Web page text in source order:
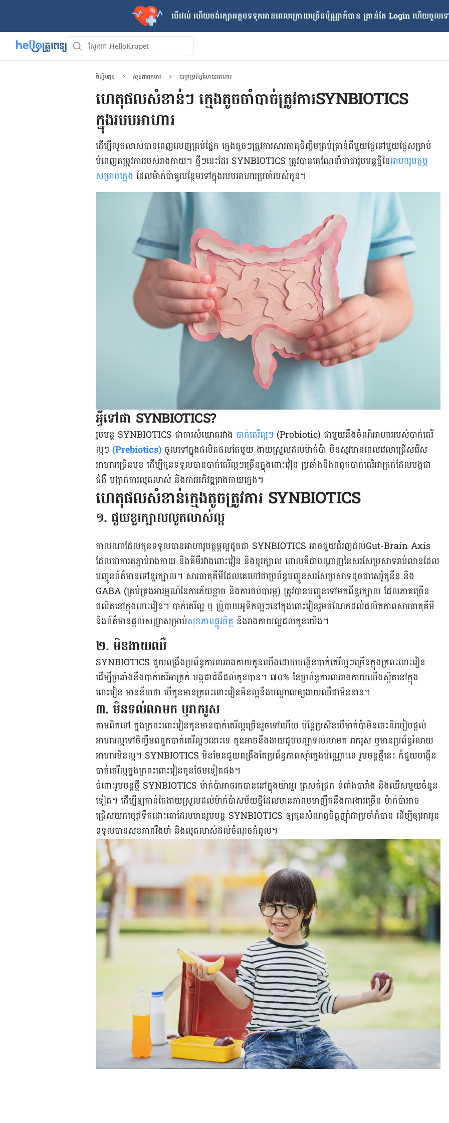
បើរវល់ ហើយចង់​រក្សាអត្ថបទទុកអានពេលក្រោយ​ច្រើនប៉ុណ្ណាក៏បាន គ្រាន់តែ​ Login ហើយចូលទ
ចិញ្ចឹមកូន សុខភាពកុមារ បញ្ហាប្រព័ន្ធរំលាយអាហារ
ហេតុផលសំខាន់ៗ ក្មេងតូចចាំបាច់ត្រូវការSYNBIOTICS
ក្នុងរបបអាហារ
ដើម្បីលូតលាស់បានពេញលេញគ្រប់ផ្នែក ក្មេងតូចៗត្រូវការសារធាតុចិញ្ចឹមគ្រប់គ្រាន់ពីមួយថ្ងៃទៅមួយថ្ងៃសម្រាប់
បំពេញតម្រូវការរបស់រាងកាយ។ ថ្មីៗនេះដែរ SYNBIOTICS ត្រូវបានគេណែនាំថាជារូបមន្តថ្មីនៃអាហារូបត្ថម្ភ
សម្រាប់ក្មេង ដែលម៉ាក់ប៉ាគួរបន្ថែមទៅក្នុងរបបអាហារប្រចាំរបស់កូន។
អ្វីទៅជា SYNBIOTICS?
រូបមន្ត SYNBIOTICS ជាការសំយោគរវាង បាក់តេរីល្អៗ (Probiotic) ជាមួយនឹងចំណីអាហាររបស់បាក់តេរី
ល្អៗ (Prebiotics) ចូលទៅក្នុងផលិតផលតែមួយ ងាយស្រួលដល់ម៉ាក់ប៉ា មិនសូវមានពេលវេលាជ្រើសរើស
អាហារច្រើនមុខ ដើម្បីកូនទទួលបានបាក់តេរីល្អៗច្រើនក្នុងពោះវៀន ប្រឆាំងនឹងពពួកបាក់តេរីអាក្រក់ដែលបង្កជា
ជំងឺ បង្អាក់ការលូតលាស់ និងការអភិវឌ្ឍរាងកាយក្មេង។
ហេតុផលសំខាន់ក្មេងតូចត្រូវការ SYNBIOTICS
១. ជួយខួរក្បាលលូតលាស់ល្អ
កាលណាដែលកូនទទួលបានអាហារូបត្ថម្ភល្អដូចជា SYNBIOTICS អាចជួយជំរុញដល់Gut-Brain Axis
ដែលជាការតភ្ជាប់រាងកាយ និងគីមីរវាងពោះវៀន និងខួរក្បាល ពោលគឺជាបណ្ដាញនៃសរសៃប្រសាទរាប់លានដែល
បញ្ជូនព័ត៌មានទៅខួរក្បាល។ សារធាតុគីមីដែលគេហៅថាប្រព័ន្ធបញ្ជូនសរសៃប្រសាទដូចជាសេរ៉ូតូនីន និង
GABA (គ្រប់គ្រងអារម្មណ៍នៃការភ័យខ្លាច និងការថប់បារម្ភ) ត្រូវបានបញ្ជូនទៅមកពីខួរក្បាល ដែលភាគច្រើន
ផលិតនៅក្នុងពោះវៀន។ បាក់តេរីល្អ ឬ ប្រ៉ូបាយអូទិកល្អៗនៅក្នុងពោះវៀនរួមចំណែកដល់ផលិតភាពសារធាតុគីមី
និងព័ត៌មានផ្ដល់សញ្ញាសម្រាប់សុខភាពផ្លូវចិត្ត និងរាងកាយល្អដល់កូនយើង។
២. មិនងាយឈឺ
SYNBIOTICS ជួយពង្រឹងប្រព័ន្ធការពាររាងកាយកូនយើងដោយបង្កើនបាក់តេរីល្អៗច្រើនក្នុងក្រពះពោះវៀន
ដើម្បីប្រឆាំងនឹងបាក់តេរីអាក្រក់ បង្កជាជំងឺដល់កូនបាន។ ៧០% នៃប្រព័ន្ធការពាររាងកាយយើងស្ថិតនៅក្នុង
ពោះវៀន មានន័យថា បើកូនមានក្រពះពោះវៀនមិនល្អនឹងបណ្ដាលឲ្យងាយឈឺជាមិនខាន។
៣. មិនទល់លាមក ឬរាករូស
តាមពិតទៅ ក្នុងក្រពះពោះវៀនកូនមានបាក់តេរីល្អច្រើនរួចទៅហើយ ប៉ុន្តែប្រសិនបើម៉ាក់ប៉ាមិនចេះពីរបៀបផ្ដល់
អាហារល្អទៅចិញ្ចឹមពពួកបាក់តេរីល្អៗនោះទេ កូនអាចនឹងងាយជួបបញ្ហាទល់លាមក រាករូស ឬមានប្រព័ន្ធរំលាយ
អាហារមិនល្អ។ SYNBIOTICS មិនមែនជួយពង្រឹងតែប្រព័ន្ធភាពស៊ាំក្មេងប៉ុណ្ណោះទេ រូបមន្តថ្មីនេះ ក៏ជួយបង្កើន
បាក់តេរីល្អក្នុងក្រពះពោះវៀនកូនថែមទៀតផង។
ចំពោះរូបមន្តថ្មី SYNBIOTICS ម៉ាក់ប៉ាអាចរកបាននៅក្នុងយ៉ាអួរ ត្រសក់ជ្រក់ ទំពាំងបារាំង និងឈីសមួយចំនួន
ទៀត។ ដើម្បីឲ្យកាន់តែងាយស្រួលដល់ម៉ាក់ប៉ាសម័យថ្មីដែលមានភាពមមាញឹកនឹងការងារច្រើន ម៉ាក់ប៉ាអាច
ជ្រើសយកម្សៅទឹកដោះគោដែលមានរូបមន្ត SYNBIOTICS ឲ្យកូនសំណព្វចិត្តញ៉ាំជាប្រចាំក៏បាន ដើម្បីឲ្យអាអូន
ទទួលបានសុខភាពរឹងមាំ និងលូតលាស់ដល់ចំណុចកំពូល។